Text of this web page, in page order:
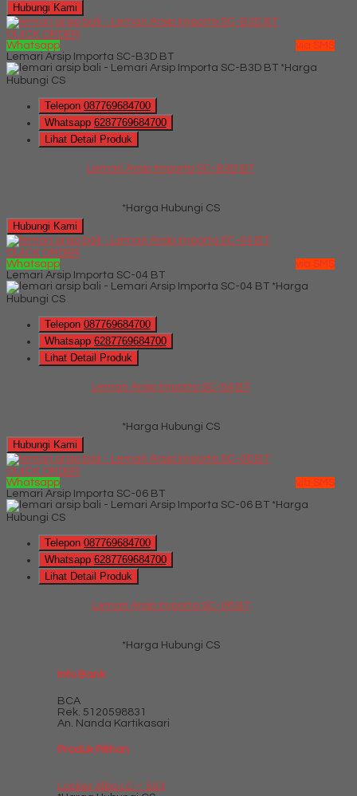
Hubungi Kami
QUICK ORDER
Whatsapp
via SMS
Lemari Arsip Importa SC-B3D BT
*Harga
Hubungi CS
Telepon 087769684700
Whatsapp 6287769684700
Lihat Detail Produk
Lemari Arsip Importa SC-B3D BT
*Harga Hubungi CS
Hubungi Kami
QUICK ORDER
Whatsapp
via SMS
Lemari Arsip Importa SC-04 BT
*Harga
Hubungi CS
Telepon 087769684700
Whatsapp 6287769684700
Lihat Detail Produk
Lemari Arsip Importa SC-04 BT
*Harga Hubungi CS
Hubungi Kami
QUICK ORDER
Whatsapp
via SMS
Lemari Arsip Importa SC-06 BT
*Harga
Hubungi CS
Telepon 087769684700
Whatsapp 6287769684700
Lihat Detail Produk
Lemari Arsip Importa SC-06 BT
*Harga Hubungi CS
Info Bank
BCA
Rek. 5120598831
An. Nanda Kartikasari
Produk Pilihan
Locker Alba LC – 503